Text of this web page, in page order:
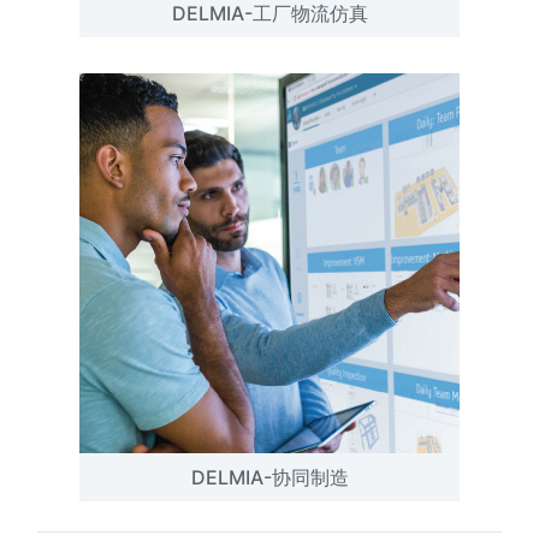
DELMIA-工厂物流仿真
DELMIA-协同制造